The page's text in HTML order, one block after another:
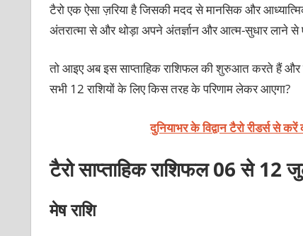
टैरो एक ऐसा ज़रिया है जिसकी मदद से मानसिक और
अंतरात्मा से और थोड़ा अपने अंतर्ज्ञान और आत्म-सुधार लाने से
तो आइए अब इस साप्ताहिक राशिफल की शुरुआत करते हैं
सभी 12 राशियों के लिए किस तरह के परिणाम लेकर आएगा?
दुनियाभर के विद्वान टैरो रीडर्स से
टैरो साप्ताहिक राशिफल 06 से 12
मेष राशि